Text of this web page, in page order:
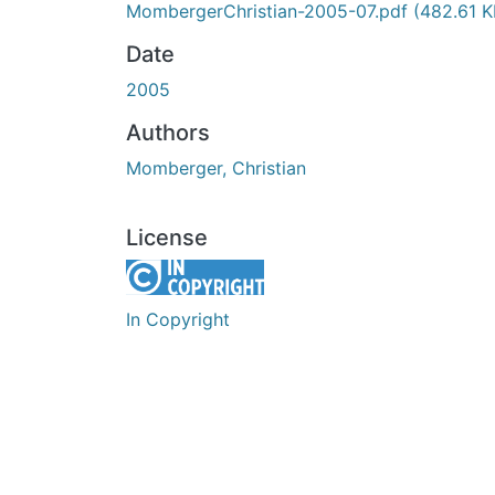
MombergerChristian-2005-07.pdf (482.61
Date
2005
Authors
Momberger, Christian
License
In Copyright